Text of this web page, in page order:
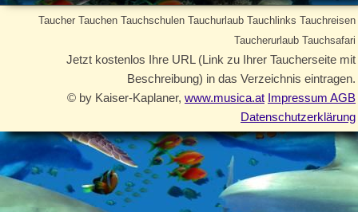
Taucher Tauchen Tauchschulen Tauchurlaub Tauchlinks Tauchreisen
Taucherurlaub Tauchsafari
Jetzt kostenlos Ihre URL (Link zu Ihrer Taucherseite mit
Beschreibung) in das Verzeichnis eintragen.
© by Kaiser-Kaplaner, www.musica.at Impressum AGB
Datenschutzerklärung